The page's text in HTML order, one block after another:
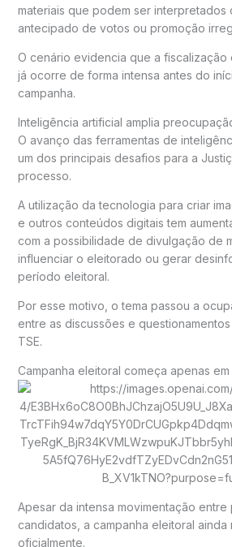
materiais que podem ser interpretados
antecipado de votos ou promoção
O cenário evidencia que a fiscalização
já ocorre de forma intensa antes do
campanha.
Inteligência artificial amplia
O avanço das ferramentas de
um dos principais desafios para a
processo.
A utilização da tecnologia para criar
e outros conteúdos digitais tem
com a possibilidade de divulgação de
influenciar o eleitorado ou gerar
período eleitoral.
Por esse motivo, o tema passou a
entre as discussões e
TSE.
Campanha eleitoral começa apenas
Apesar da intensa movimentação
candidatos, a campanha eleitoral ainda
oficialmente.